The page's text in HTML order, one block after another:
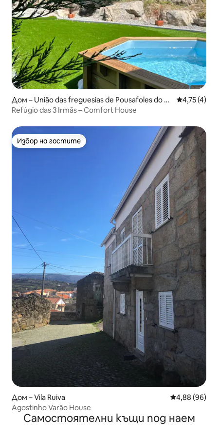
Дом – União das freguesias de Pousafoles do Bi
spo, Pena Lobo e Lomba
Средна
4,75 (4)
Refúgio das 3 Irmãs – Comfort House
Избор на гостите
Избор на гостите
Дом – Vila Ruiva Средна
4,88 (96)
Agostinho Varão House
Самостоятелни къщи под наем